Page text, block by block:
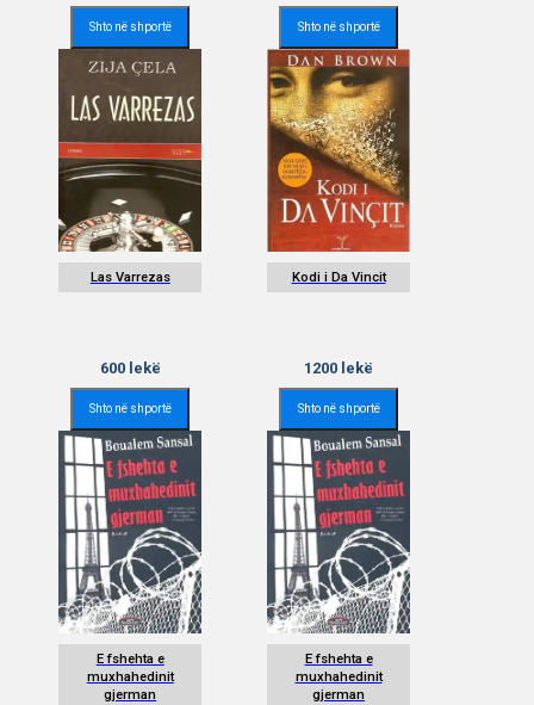
Shto në shportë Shto në shportë
Las Varrezas
600lekë
Shto në shportë
Kodi i Da Vincit
1200 lekë
Shto në shportë
E fshehta e
muxhahedinit
gjerman
E fshehta e
muxhahedinit
gjerman